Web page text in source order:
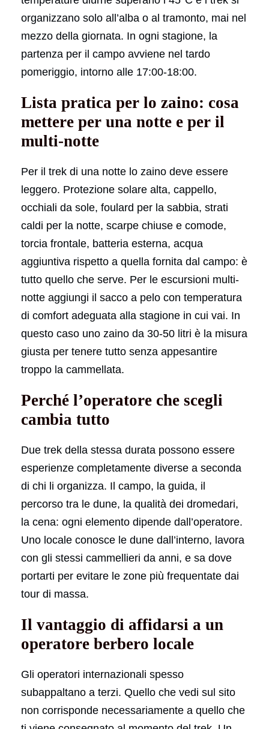
organizzano solo all’alba o al tramonto, mai nel
mezzo della giornata. In ogni stagione, la
partenza per il campo avviene nel tardo
pomeriggio, intorno alle 17:00-18:00.
Lista pratica per lo zaino: cosa
mettere per una notte e per il
multi-notte
Per il trek di una notte lo zaino deve essere
leggero. Protezione solare alta, cappello,
occhiali da sole, foulard per la sabbia, strati
caldi per la notte, scarpe chiuse e comode,
torcia frontale, batteria esterna, acqua
aggiuntiva rispetto a quella fornita dal campo: è
tutto quello che serve. Per le escursioni multi-
notte aggiungi il sacco a pelo con temperatura
di comfort adeguata alla stagione in cui vai. In
questo caso uno zaino da 30-50 litri è la misura
giusta per tenere tutto senza appesantire
troppo la cammellata.
Perché l’operatore che scegli
cambia tutto
Due trek della stessa durata possono essere
esperienze completamente diverse a seconda
di chi li organizza. Il campo, la guida, il
percorso tra le dune, la qualità dei dromedari,
la cena: ogni elemento dipende dall’operatore.
Uno locale conosce le dune dall’interno, lavora
con gli stessi cammellieri da anni, e sa dove
portarti per evitare le zone più frequentate dai
tour di massa.
Il vantaggio di affidarsi a un
operatore berbero locale
Gli operatori internazionali spesso
subappaltano a terzi. Quello che vedi sul sito
non corrisponde necessariamente a quello che